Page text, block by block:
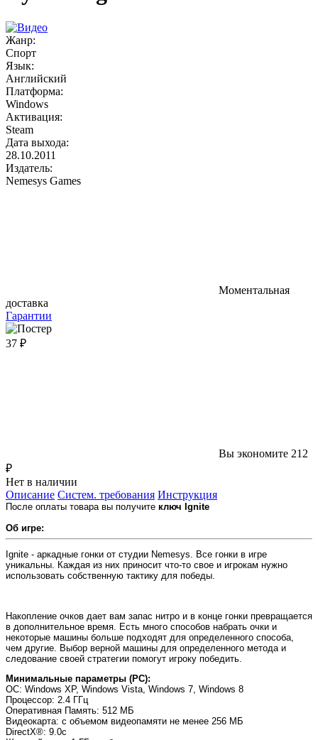
Жанр:
Спорт
Язык:
Английский
Платформа:
Windows
Активация:
Steam
Дата выхода:
28.10.2011
Издатель:
Nemesys Games
Моментальная
доставка
Гарантии
37 ₽
Вы экономите 212
₽
Нет в наличии
Описание Систем. требования Инструкция
После оплаты товара вы получите ключ Ignite
Об игре:
Ignite - аркадные гонки от студии Nemesys. Все гонки в игре
уникальны. Каждая из них приносит что-то свое и игрокам нужно
использовать собственную тактику для победы.
Накопление очков дает вам запас нитро и в конце гонки превращается
в дополнительное время. Есть много способов набрать очки и
некоторые машины больше подходят для определенного способа,
чем другие. Выбор верной машины для определенного метода и
следование своей стратегии помогут игроку победить.
Минимальные параметры (PC):
OC: Windows XP, Windows Vista, Windows 7, Windows 8
Процессор: 2.4 ГГц
Оперативная Память: 512 МБ
Видеокарта: с объемом видеопамяти не менее 256 МБ
DirectX®: 9.0c